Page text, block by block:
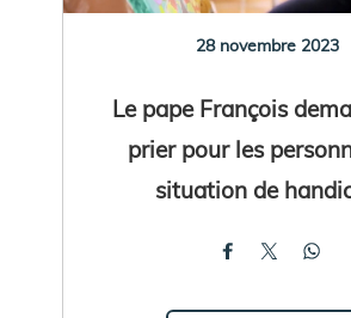
28 novembre 2023
Le pape François
prier pour les
situation de